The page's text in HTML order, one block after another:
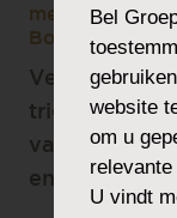
met Boursin
Boursin
Verfrissend
trigger je je
van de frisse
en heerlijke
Bel
website
om u
U vindt